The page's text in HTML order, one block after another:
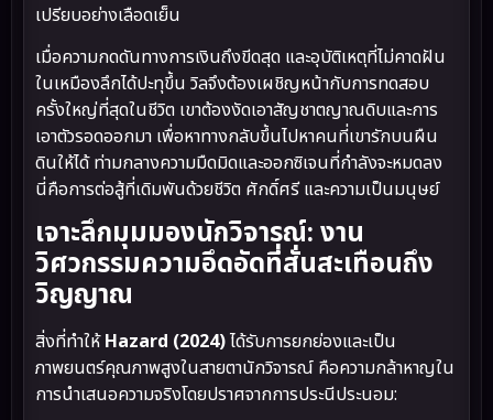
เปรียบอย่างเลือดเย็น
เมื่อความกดดันทางการเงินถึงขีดสุด และอุบัติเหตุที่ไม่คาดฝัน
ในเหมืองลึกได้ปะทุขึ้น วิลจึงต้องเผชิญหน้ากับการทดสอบ
ครั้งใหญ่ที่สุดในชีวิต เขาต้องงัดเอาสัญชาตญาณดิบและการ
เอาตัวรอดออกมา เพื่อหาทางกลับขึ้นไปหาคนที่เขารักบนผืน
ดินให้ได้ ท่ามกลางความมืดมิดและออกซิเจนที่กำลังจะหมดลง
นี่คือการต่อสู้ที่เดิมพันด้วยชีวิต ศักดิ์ศรี และความเป็นมนุษย์
เจาะลึกมุมมองนักวิจารณ์: งาน
วิศวกรรมความอึดอัดที่สั่นสะเทือนถึง
วิญญาณ
สิ่งที่ทำให้Hazard (2024)ได้รับการยกย่องและเป็น
ภาพยนตร์คุณภาพสูงในสายตานักวิจารณ์ คือความกล้าหาญใน
การนำเสนอความจริงโดยปราศจากการประนีประนอม: